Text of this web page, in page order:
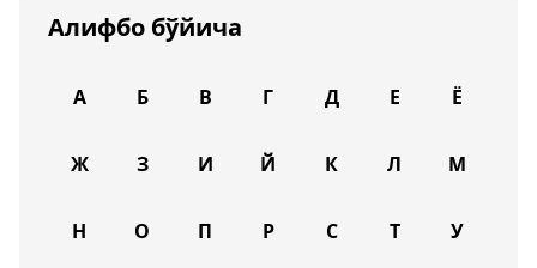
Алифбо бўйича
А Б В Г Д Е Ё
Ж З И Й К Л М
Н О П Р С Т У